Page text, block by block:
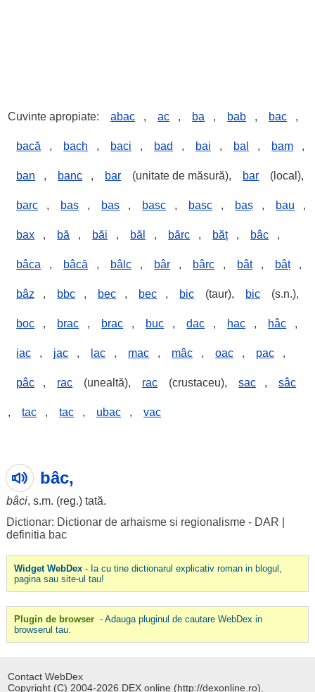
Cuvinte apropiate: abac , ac , ba , bab , bac ,
bacă , bach , baci , bad , bai , bal , bam ,
ban , banc , bar (unitate de măsură), bar (local),
barc , bas , bas , basc , basc , baș , bau ,
bax , bă , băi , băl , bărc , băț , bâc ,
bâca , bâcă , bâlc , bâr , bârc , bât , bâț ,
bâz , bbc , bec , bec , bic (taur), bic (s.n.),
boc , brac , brac , buc , dac , hac , hâc ,
iac , jac , lac , mac , mâc , oac , pac ,
pâc , rac (unealtă), rac (crustaceu), sac , sâc
, tac , țac , ubac , vac
bâc,
bâci, s.m. (reg.) tată.
Dictionar: Dictionar de arhaisme si regionalisme - DAR
definitia bac
Widget WebDex- Ia cu tine dictionarul explicativ roman in blogul,
pagina sau site-ul tau!
Plugin de browser - Adauga pluginul de cautare WebDex in
browserul tau.
Contact WebDex
Copyright (C) 2004-2026 DEX online (http://dexonline.ro).